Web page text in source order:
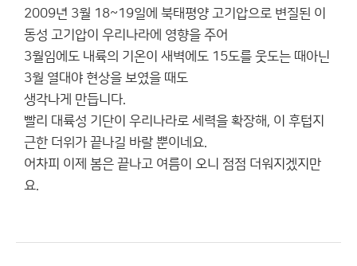
2009년 3월 18~19일에 북태평양 고기압으로 변질된 이
동성 고기압이 우리나라에 영향을 주어
3월임에도 내륙의 기온이 새벽에도 15도를 웃도는 때아닌
3월 열대야 현상을 보였을 때도
생각나게 만듭니다.
빨리 대륙성 기단이 우리나라로 세력을 확장해, 이 후텁지
근한 더위가 끝나길 바랄 뿐이네요.
어차피 이제 봄은 끝나고 여름이 오니 점점 더워지겠지만
요.